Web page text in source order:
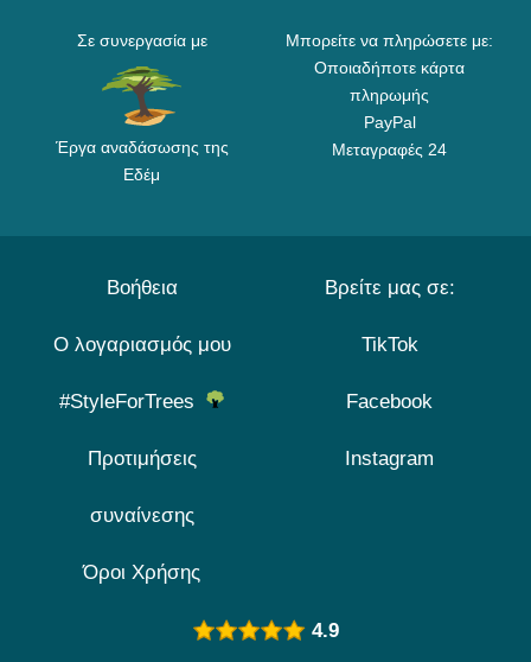
Σε συνεργασία με
Έργα αναδάσωσης της
Εδέμ
Μπορείτε να πληρώσετε με:
Οποιαδήποτε κάρτα
πληρωμής
PayPal
Μεταγραφές 24
Βοήθεια
Ο λογαριασμός μου
#StyleForTrees
Προτιμήσεις
συναίνεσης
Όροι Χρήσης
Βρείτε μας σε:
TikTok
Facebook
Instagram
4.9